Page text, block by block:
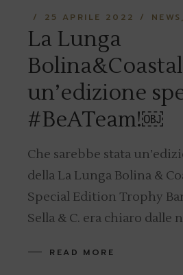
25 APRILE 2022 NEWS
La Lunga
un’edizione
#BeATeam!￼
Che sarebbe stata
della La Lunga Bolina &
Special Edition Trophy
Sella & C. era chiaro dalle
READ MORE